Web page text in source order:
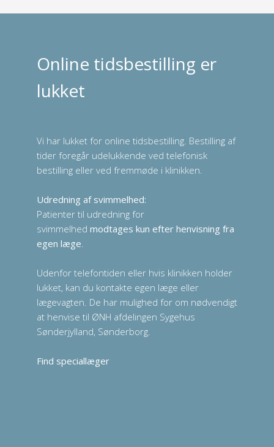
Online tidsbestilling er
lukket
Vi har lukket for online tidsbestilling. Bestilling af
tider foregår udelukkende ved telefonisk
bestilling eller ved fremmøde i klinikken.
Udredning af svimmelhed:
Patienter til udredning for
svimmelhed modtages kun efter henvisning fra
egen læge
Udenfor telefontiden eller hvis klinikken holder
lukket, kan du kontakte egen læge eller
lægevagten. De har mulighed for om nødvendigt
at henvise til ØNH afdelingen Sygehus
Sønderjylland, Sønderborg.
Find speciallæger